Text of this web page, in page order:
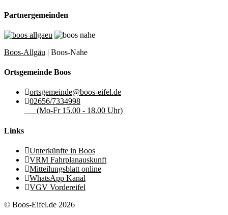
Partnergemeinden
Boos-Allgäu | Boos-Nahe
Ortsgemeinde Boos
ortsgemeinde@boos-eifel.de
02656/7334998
(Mo-Fr 15.00 - 18.00 Uhr)
Links
Unterkünfte in Boos
VRM Fahrplanauskunft
Mitteilungsblatt online
WhatsApp Kanal
VGV Vordereifel
© Boos-Eifel.de 2026